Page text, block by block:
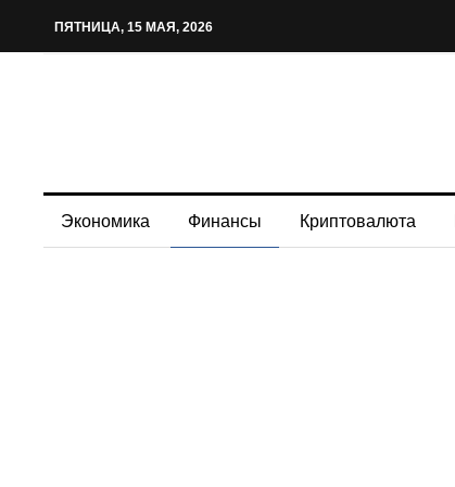
ПЯТНИЦА, 15 МАЯ, 2026
Экономика Финансы Криптовалюта